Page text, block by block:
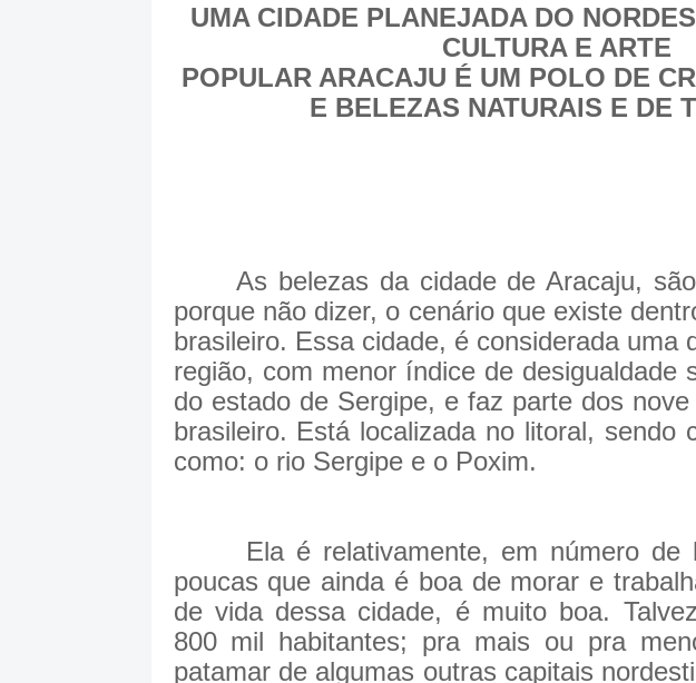
UMA CIDADE PLANEJADA DO
CULTURA E ARTE
POPULAR ARACAJU É UM POLO DE
E BELEZAS NATURAIS E DE
As belezas da cidade de Aracaju, são
porque não dizer, o cenário que existe
brasileiro. Essa cidade, é considerada uma
região, com menor índice de desigualdade
do estado de Sergipe, e faz parte dos
brasileiro. Está localizada no litoral, sendo
como: o rio Sergipe e o Poxim.
Ela é relativamente, em número de
poucas que ainda é boa de morar e
de vida dessa cidade, é muito boa.
800 mil habitantes; pra mais ou pra
patamar de algumas outras capitais